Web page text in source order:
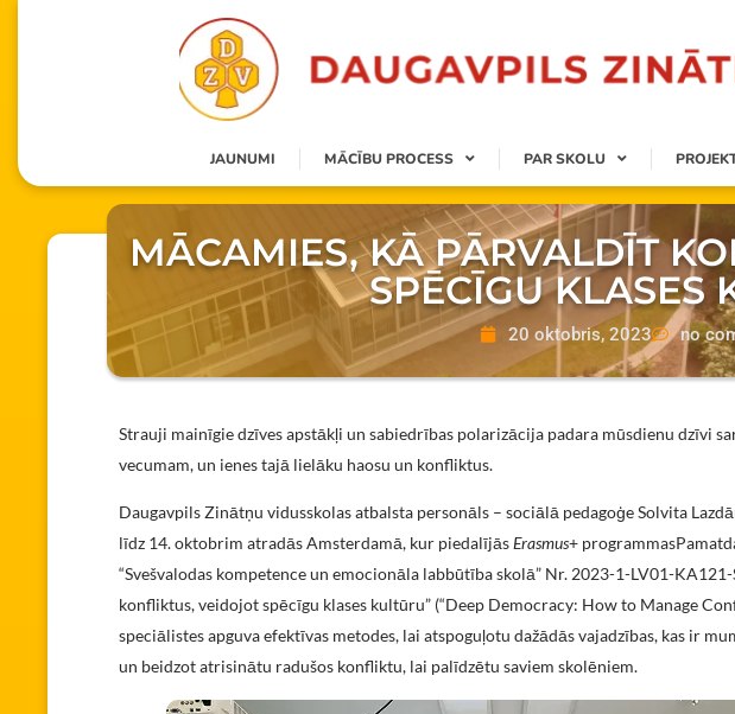
JAUNUMI MĀCĪBU PROCESS PAR SKOLU
MĀCAMIES, KĀ PĀRVALDĪT
SPĒCĪGU KLASES
20 oktobris, 2023 no
Strauji mainīgie dzīves apstākļi un sabiedrības polarizācija padara mūsdienu dzīvi
vecumam, un ienes tajā lielāku haosu un konfliktus.
Daugavpils Zinātņu vidusskolas atbalsta personāls – sociālā pedagoģe Solvita
līdz 14. oktobrim atradās Amsterdamā, kur piedalījāsErasmus+
“Svešvalodas kompetence un emocionāla labbūtība skolā” Nr. 2023-1-LV01-
konfliktus, veidojot spēcīgu klases kultūru” (“Deep Democracy: How to Manage
speciālistes apguva efektīvas metodes, lai atspoguļotu dažādās vajadzības, kas ir
un beidzot atrisinātu radušos konfliktu, lai palīdzētu saviem skolēniem.